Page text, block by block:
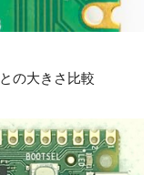
との大きさ比較